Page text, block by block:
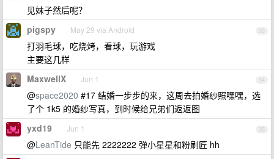
见妹子然后呢？
33
pigspy May 29 via Android
打羽毛球，吃烧烤，看球，玩游戏
主要这几样
34
MaxwellX Jun 1
@space2020 #17 结婚一步步的来，这周去拍婚纱照嘿嘿，选
了个 1k5 的婚纱写真，到时候给兄弟们返返图
35
yxd19 Jun 1
@LeanTide 只能先 2222222 弹小星星和粉刷匠 hh